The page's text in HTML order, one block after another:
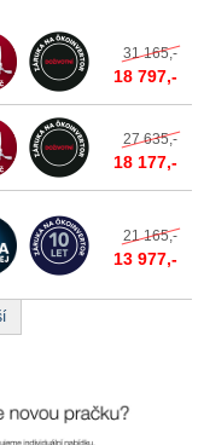
31 165,-
18 797,-
27 635,-
18 177,-
21 165,-
13 977,-